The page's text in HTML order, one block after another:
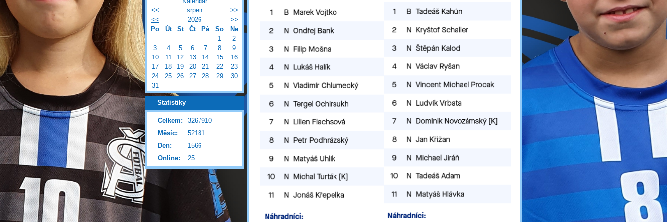
<<
srpen
>>
<<
2026
>>
Po
Út St Čt Pá So
Ne
1
2
3
4 5 6 7 8
9
10
11 12 13 14 15
16
17
18 19 20 21 22
23
24
25 26 27 28 29
30
31
Statistiky
Online: 25
Celkem:
3267910
Měsíc:
52181
Den:
1566